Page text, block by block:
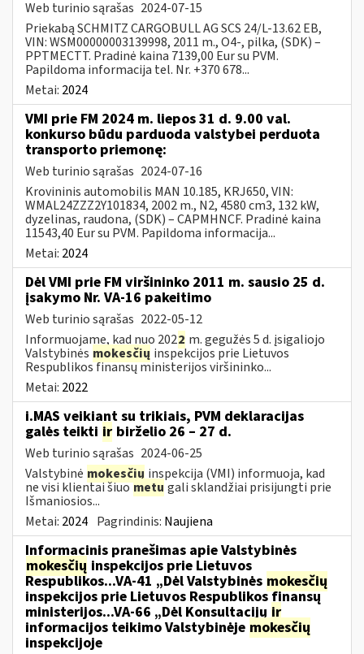
Web turinio sąrašas 2024-07-15
Priekabą SCHMITZ CARGOBULL AG SCS 24/L-13.62 EB,
VIN: WSM00000003139998, 2011 m., O4-, pilka, (SDK) –
PPTMECTT. Pradinė kaina 7139,00 Eur su PVM.
Papildoma informacija tel. Nr. +370 678...
Metai: 2024
VMI prie FM 2024 m. liepos 31 d. 9.00 val.
konkurso būdu parduoda valstybei perduota
transporto priemonę:
Web turinio sąrašas 2024-07-16
Krovininis automobilis MAN 10.185, KRJ650, VIN:
WMAL24ZZZ2Y101834, 2002 m., N2, 4580 cm3, 132 kW,
dyzelinas, raudona, (SDK) – CAPMHNCF. Pradinė kaina
11543,40 Eur su PVM. Papildoma informacija...
Metai: 2024
Dėl VMI prie FM viršininko 2011 m. sausio 25 d.
įsakymo Nr. VA-16 pakeitimo
Web turinio sąrašas 2022-05-12
Informuojame, kad nuo 2022 m. gegužės 5 d. įsigaliojo
Valstybinės mokesčių inspekcijos prie Lietuvos
Respublikos finansų ministerijos viršininko...
Metai: 2022
i.MAS veikiant su trikiais, PVM deklaracijas
galės teikti ir birželio 26 – 27 d.
Web turinio sąrašas 2024-06-25
Valstybinė mokesčių inspekcija (VMI) informuoja, kad
ne visi klientai šiuometu gali sklandžiai prisijungti prie
Išmaniosios...
Metai: 2024 Pagrindinis: Naujiena
Informacinis pranešimas apie Valstybinės
mokesčių inspekcijos prie Lietuvos
Respublikos...VA-41 „Dėl Valstybinės mokesčių
inspekcijos prie Lietuvos Respublikos finansų
ministerijos...VA-66 „Dėl Konsultacijų ir
informacijos teikimo Valstybinėje mokesčių
inspekcijoje